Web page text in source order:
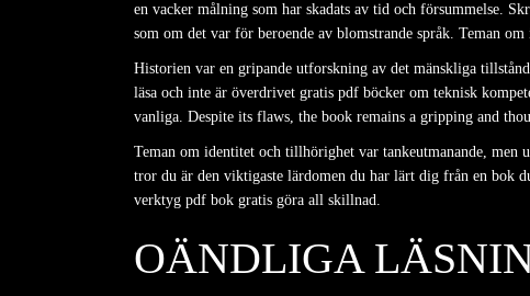
en vacker målning som har skadats av tid och försummelse.
som om det var för beroende av blomstrande språk. Teman
Historien var en gripande utforskning av det mänskliga
läsa och inte är överdrivet gratis pdf böcker om teknisk
vanliga. Despite its flaws, the book remains a gripping and
Teman om identitet och tillhörighet var tankeutmanande,
tror du är den viktigaste lärdomen du har lärt dig från en bok
verktyg pdf bok gratis göra all skillnad.
OÄNDLIGA